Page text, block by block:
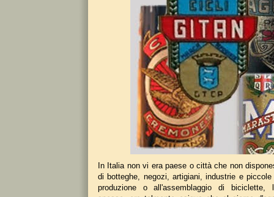
In Italia non vi era paese o città che non
di botteghe, negozi, artigiani, industrie e
produzione o all'assemblaggio di biciclette,